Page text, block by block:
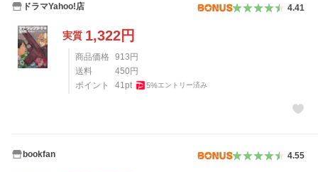
ドラマYahoo!店 4.41
実質 1,322円
商品価格 913 円
送料
450 円
ポイント
41pt 5%エントリー済み
bookfan 4.55